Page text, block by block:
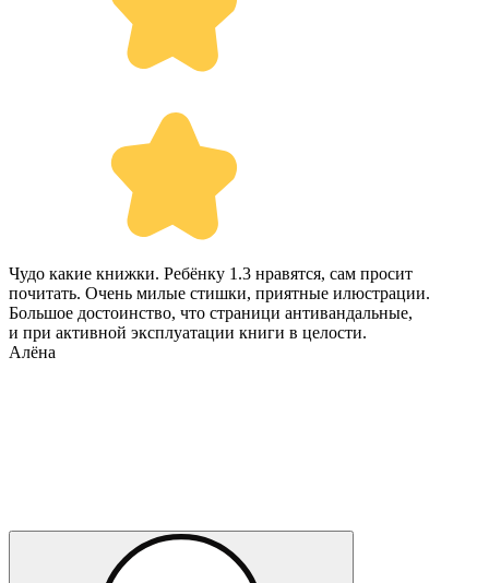
Чудо какие книжки. Ребёнку 1.3 нравятся, сам просит
почитать. Очень милые стишки, приятные илюстрации.
Большое достоинство, что страници антивандальные,
и при активной эксплуатации книги в целости.
Алёна